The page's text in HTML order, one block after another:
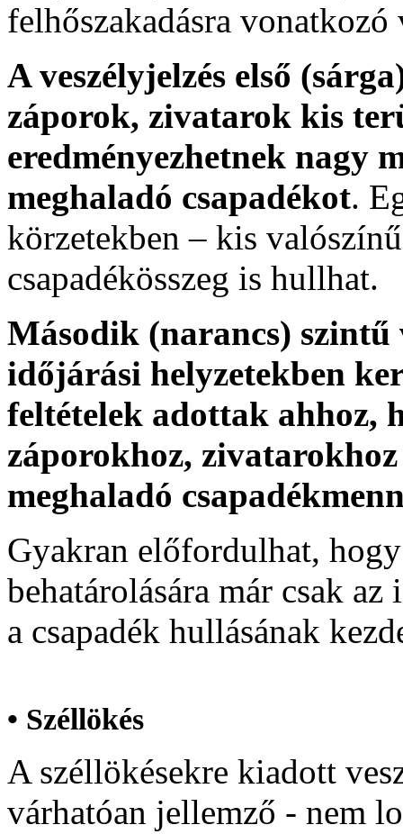
felhőszakadásra
A veszélyjelzés első
záporok, zivatarok kis
eredményezhetnek nagy
meghaladó csapadékot.
körzetekben – kis
csapadékösszeg is hullhat.
Második (narancs) szintű
időjárási helyzetekben
feltételek adottak ahhoz,
záporokhoz,
meghaladó
Gyakran előfordulhat,
behatárolására már csak
a csapadék hullásának
• Széllökés
A széllökésekre kiadott
várhatóan jellemző - nem